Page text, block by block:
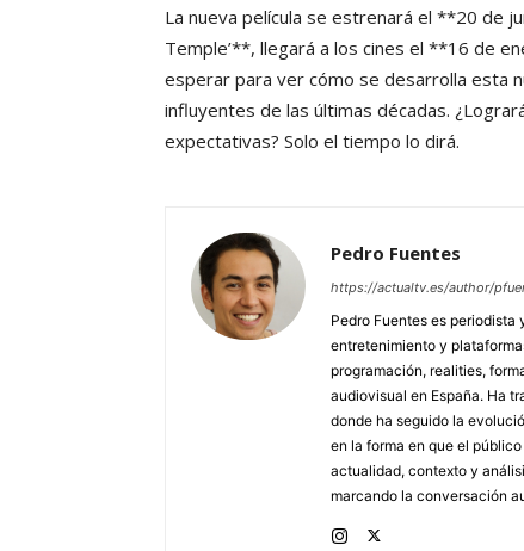
La nueva película se estrenará el **20 de
Temple’**, llegará a los cines el **16 de
esperar para ver cómo se desarrolla esta
influyentes de las últimas décadas.
expectativas? Solo el tiempo lo dirá.
Pedro Fuentes
https://actualtv.es/author/
Pedro Fuentes es
entretenimiento y
programación, realities,
audiovisual en España. Ha
donde ha seguido la
en la forma en que el
actualidad, contexto y
marcando la conversación